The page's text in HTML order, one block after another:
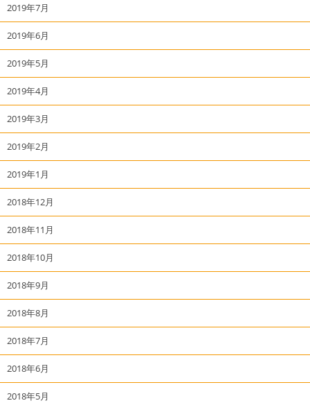
2019年7月
2019年6月
2019年5月
2019年4月
2019年3月
2019年2月
2019年1月
2018年12月
2018年11月
2018年10月
2018年9月
2018年8月
2018年7月
2018年6月
2018年5月